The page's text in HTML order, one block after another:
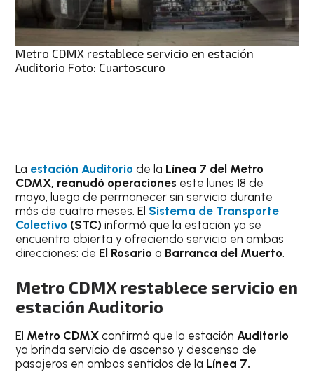
Metro CDMX restablece servicio en estación
Auditorio Foto: Cuartoscuro
La estación Auditorio de la Línea 7 del Metro
CDMX, reanudó operaciones este lunes 18 de
mayo, luego de permanecer sin servicio durante
más de cuatro meses. El Sistema de Transporte
Colectivo (STC)informó que la estación ya se
encuentra abierta y ofreciendo servicio en ambas
direcciones: de El Rosario a Barranca del Muerto.
Metro CDMX restablece servicio en
estación Auditorio
El Metro CDMX confirmó que la estaciónAuditorio
ya brinda servicio de ascenso y descenso de
pasajeros en ambos sentidos de la Línea 7.